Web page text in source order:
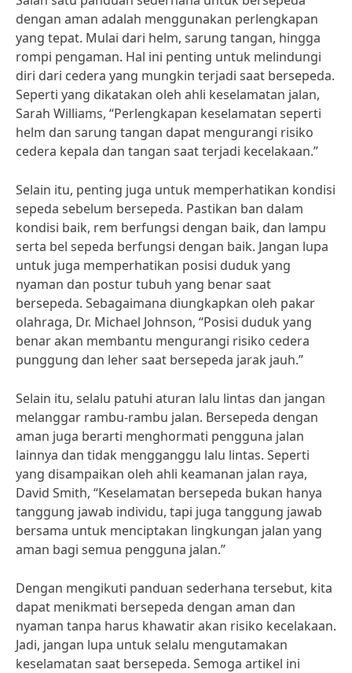
dengan aman adalah menggunakan perlengkapan
yang tepat. Mulai dari helm, sarung tangan, hingga
rompi pengaman. Hal ini penting untuk melindungi
diri dari cedera yang mungkin terjadi saat bersepeda.
Seperti yang dikatakan oleh ahli keselamatan jalan,
Sarah Williams, “Perlengkapan keselamatan seperti
helm dan sarung tangan dapat mengurangi risiko
cedera kepala dan tangan saat terjadi kecelakaan.”
Selain itu, penting juga untuk memperhatikan kondisi
sepeda sebelum bersepeda. Pastikan ban dalam
kondisi baik, rem berfungsi dengan baik, dan lampu
serta bel sepeda berfungsi dengan baik. Jangan lupa
untuk juga memperhatikan posisi duduk yang
nyaman dan postur tubuh yang benar saat
bersepeda. Sebagaimana diungkapkan oleh pakar
olahraga, Dr. Michael Johnson, “Posisi duduk yang
benar akan membantu mengurangi risiko cedera
punggung dan leher saat bersepeda jarak jauh.”
Selain itu, selalu patuhi aturan lalu lintas dan jangan
melanggar rambu-rambu jalan. Bersepeda dengan
aman juga berarti menghormati pengguna jalan
lainnya dan tidak mengganggu lalu lintas. Seperti
yang disampaikan oleh ahli keamanan jalan raya,
David Smith, “Keselamatan bersepeda bukan hanya
tanggung jawab individu, tapi juga tanggung jawab
bersama untuk menciptakan lingkungan jalan yang
aman bagi semua pengguna jalan.”
Dengan mengikuti panduan sederhana tersebut, kita
dapat menikmati bersepeda dengan aman dan
nyaman tanpa harus khawatir akan risiko kecelakaan.
Jadi, jangan lupa untuk selalu mengutamakan
keselamatan saat bersepeda. Semoga artikel ini